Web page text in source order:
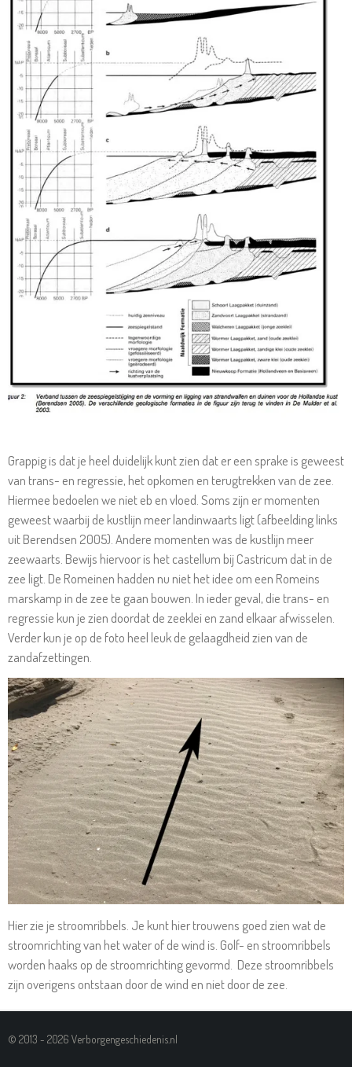
Grappig is dat je heel duidelijk kunt zien dat er een sprake is geweest
van trans- en regressie, het opkomen en terugtrekken van de zee.
Hiermee bedoelen we niet eb en vloed. Soms zijn er momenten
geweest waarbij de kustlijn meer landinwaarts ligt (afbeelding links
uit Berendsen 2005). Andere momenten was de kustlijn meer
zeewaarts. Bewijs hiervoor is het castellum bij Castricum dat in de
zee ligt. De Romeinen hadden nu niet het idee om een Romeins
marskamp in de zee te gaan bouwen. In ieder geval, die trans- en
regressie kun je zien doordat de zeeklei en zand elkaar afwisselen.
Verder kun je op de foto heel leuk de gelaagdheid zien van de
zandafzettingen.
Hier zie je stroomribbels. Je kunt hier trouwens goed zien wat de
stroomrichting van het water of de wind is. Golf- en stroomribbels
worden haaks op de stroomrichting gevormd. Deze stroomribbels
zijn overigens ontstaan door de wind en niet door de zee.
© 2013 - 2026 Verborgengeschiedenis.nl